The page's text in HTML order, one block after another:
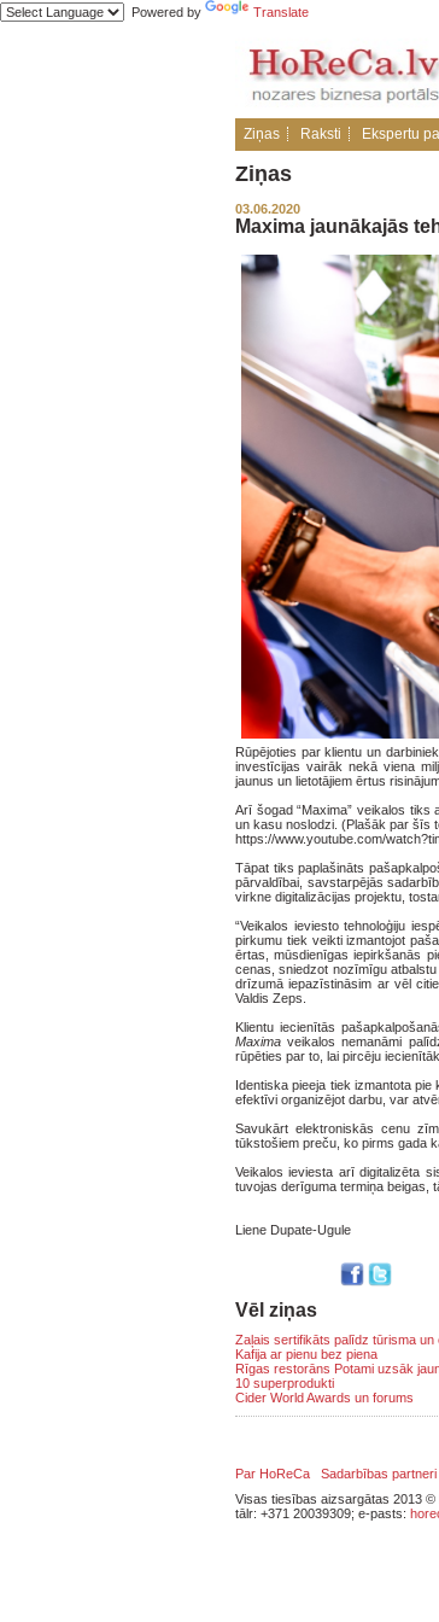
Powered by Translate
Ziņas Raksti Ekspertu
Ziņas
03.06.2020
Maxima jaunākajās
Rūpējoties par klientu un
investīcijas vairāk nekā viena
jaunus un lietotājiem ērtus
Arī šogad “Maxima” veikalos tiks
un kasu noslodzi. (Plašāk par šīs
https://www.youtube.com/
Tāpat tiks paplašināts
pārvaldībai, savstarpējās
virkne digitalizācijas projektu,
“Veikalos ieviesto tehnoloģiju
pirkumu tiek veikti izmantojot
ērtas, mūsdienīgas iepirkšanās
cenas, sniedzot nozīmīgu
drīzumā iepazīstināsim ar vēl
Valdis Zeps.
Klientu iecienītās
Maxima veikalos nemanāmi
rūpēties par to, lai pircēju
Identiska pieeja tiek izmantota
efektīvi organizējot darbu, var
Savukārt elektroniskās cenu
tūkstošiem preču, ko pirms gada
Veikalos ieviesta arī digitalizēta
tuvojas derīguma termiņa beigas,
Liene Dupate-Ugule
Vēl ziņas
Zaļais sertifikāts palīdz tūrisma un
Kafija ar pienu bez piena
Rīgas restorāns Potami uzsāk
10 superprodukti
Cider World Awards un forums
Par HoReCa
Sadarbības partneri
Visas tiesības aizsargātas 2013 ©
tālr: +371 20039309; e-pasts: